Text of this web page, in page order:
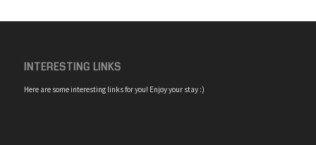
INTERESTING LINKS
Here are some interesting links for you! Enjoy your stay :)